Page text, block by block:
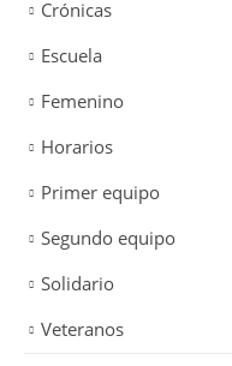
Crónicas
Escuela
Femenino
Horarios
Primer equipo
Segundo equipo
Solidario
Veteranos